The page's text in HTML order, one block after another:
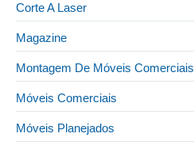
Corte A Laser
Magazine
Montagem De Móveis Comerciais
Móveis Comerciais
Móveis Planejados